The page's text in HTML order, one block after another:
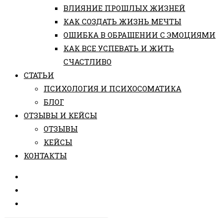
ВЛИЯНИЕ ПРОШЛЫХ ЖИЗНЕЙ
КАК СОЗДАТЬ ЖИЗНЬ МЕЧТЫ
ОШИБКА В ОБРАЩЕНИИ С ЭМОЦИЯМИ
КАК ВСЕ УСПЕВАТЬ И ЖИТЬ
СЧАСТЛИВО
СТАТЬИ
ПCИХОЛОГИЯ И ПСИХОСОМАТИКА
БЛОГ
ОТЗЫВЫ И КЕЙСЫ
ОТЗЫВЫ
КЕЙСЫ
КОНТАКТЫ